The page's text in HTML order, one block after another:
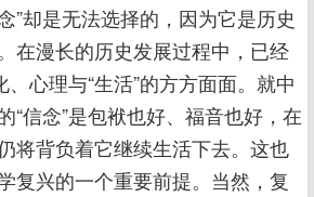
”却是无法选择的，因为它是历史
在漫长的历史发展过程中，已经
、心理与“生活”的方方面面。就中
“信念”是包袱也好、福音也好，在
将背负着它继续生活下去。这也
复兴的一个重要前提。当然，复